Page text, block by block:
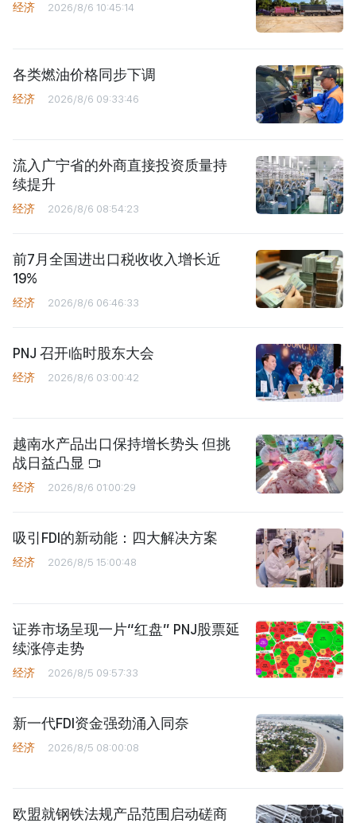
经济 2026/8/6 10:45:14
各类燃油价格同步下调
经济 2026/8/6 09:33:46
流入广宁省的外商直接投资质量持
续提升
经济 2026/8/6 08:54:23
前7月全国进出口税收收入增长近
19%
经济 2026/8/6 06:46:33
PNJ 召开临时股东大会
经济 2026/8/6 03:00:42
越南水产品出口保持增长势头 但挑
战日益凸显
经济 2026/8/6 01:00:29
吸引FDI的新动能：四大解决方案
经济 2026/8/5 15:00:48
证券市场呈现一片“红盘” PNJ股票延
续涨停走势
经济 2026/8/5 09:57:33
新一代FDI资金强劲涌入同奈
经济 2026/8/5 08:00:08
欧盟就钢铁法规产品范围启动磋商